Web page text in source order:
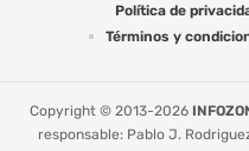
Política de
Términos y
Copyright © 2013-2026
responsable: Pablo J.